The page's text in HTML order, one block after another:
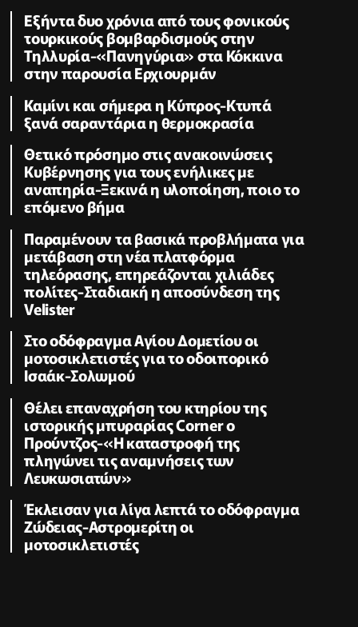
Εξήντα δυο χρόνια από τους φονικούς
τουρκικούς βομβαρδισμούς στην
Τηλλυρία-«Πανηγύρια» στα Κόκκινα
στην παρουσία Ερχιουρμάν
Καμίνι και σήμερα η Κύπρος-Κτυπά
ξανά σαραντάρια η θερμοκρασία
Θετικό πρόσημο στις ανακοινώσεις
Κυβέρνησης για τους ενήλικες με
αναπηρία-Ξεκινά η υλοποίηση, ποιο το
επόμενο βήμα
Παραμένουν τα βασικά προβλήματα για
μετάβαση στη νέα πλατφόρμα
τηλεόρασης, επηρεάζονται χιλιάδες
πολίτες-Σταδιακή η αποσύνδεση της
Velister
Στο οδόφραγμα Αγίου Δομετίου οι
μοτοσικλετιστές για το οδοιπορικό
Ισαάκ-Σολωμού
Θέλει επαναχρήση του κτηρίου της
ιστορικής μπυραρίας Corner ο
Προύντζος-«Η καταστροφή της
πληγώνει τις αναμνήσεις των
Λευκωσιατών»
Έκλεισαν για λίγα λεπτά το οδόφραγμα
Ζώδειας-Αστρομερίτη οι
μοτοσικλετιστές